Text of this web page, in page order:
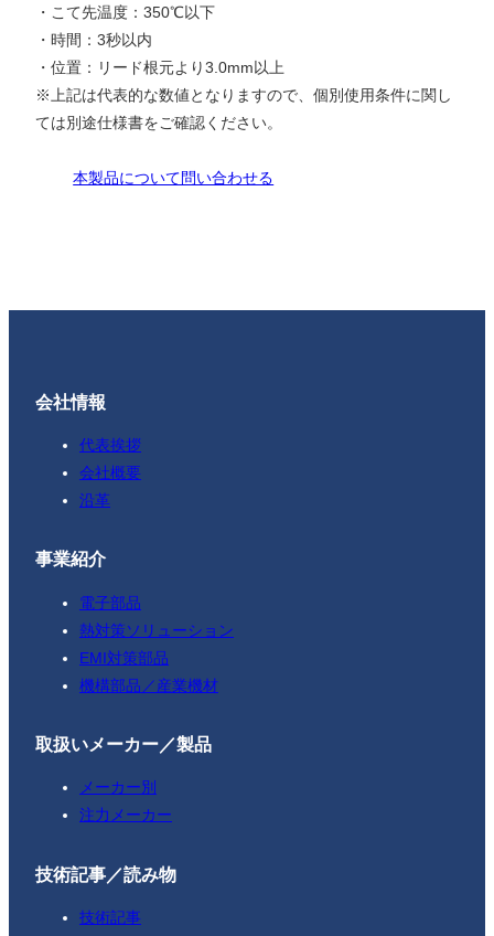
・こて先温度：350℃以下
・時間：3秒以内
・位置：リード根元より3.0mm以上
※上記は代表的な数値となりますので、個別使用条件に関し
ては別途仕様書をご確認ください。
本製品について問い合わせる
会社情報
代表挨拶
会社概要
沿革
事業紹介
電子部品
熱対策ソリューション
EMI対策部品
機構部品／産業機材
取扱いメーカー／製品
メーカー別
注力メーカー
技術記事／読み物
技術記事